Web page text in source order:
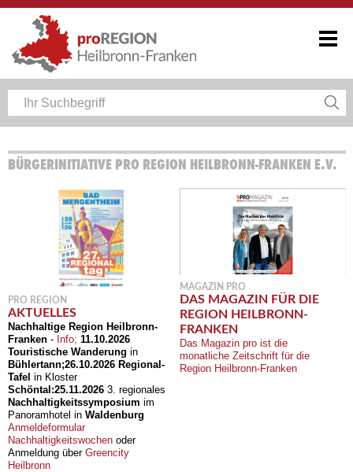
BÜRGERINITIATIVE PRO REGION HEILBRONN-FRANKEN E.V.
PRO REGION
AKTUELLES
Nachhaltige Region Heilbronn-
Franken - Info; 11.10.2026
Touristische Wanderung in
Bühlertann;26.10.2026 Regional-
Tafel in Kloster
Schöntal:25.11.2026 3. regionales
Nachhaltigkeitssymposium im
Panoramhotel in Waldenburg
Anmeldeformular
Nachhaltigkeitswochen oder
Anmeldung über Greencity
Heilbronn
MAGAZIN PRO
DAS MAGAZIN FÜR DIE
REGION HEILBRONN-
FRANKEN
Das Magazin pro ist die
monatliche Zeitschrift für die
Region Heilbronn-Franken